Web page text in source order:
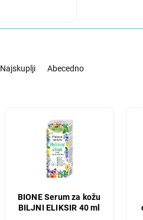
Najskuplji Abecedno
BIONE Serum za kožu
BILJNI ELIKSIR 40 ml